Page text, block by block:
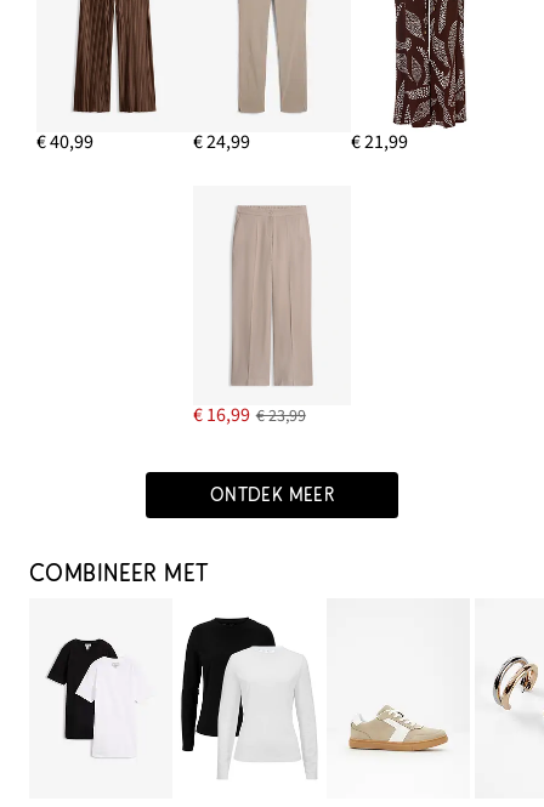
€ 40,99 € 24,99 € 21,99
€ 16,99 € 23,99
ONTDEK MEER
COMBINEER MET